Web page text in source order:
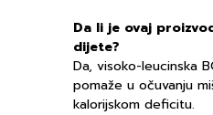
Da li je ovaj
dijete?
Da, visoko-leucinska
pomaže u očuvanju
kalorijskom deficitu.